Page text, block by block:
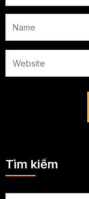
Tìm kiếm